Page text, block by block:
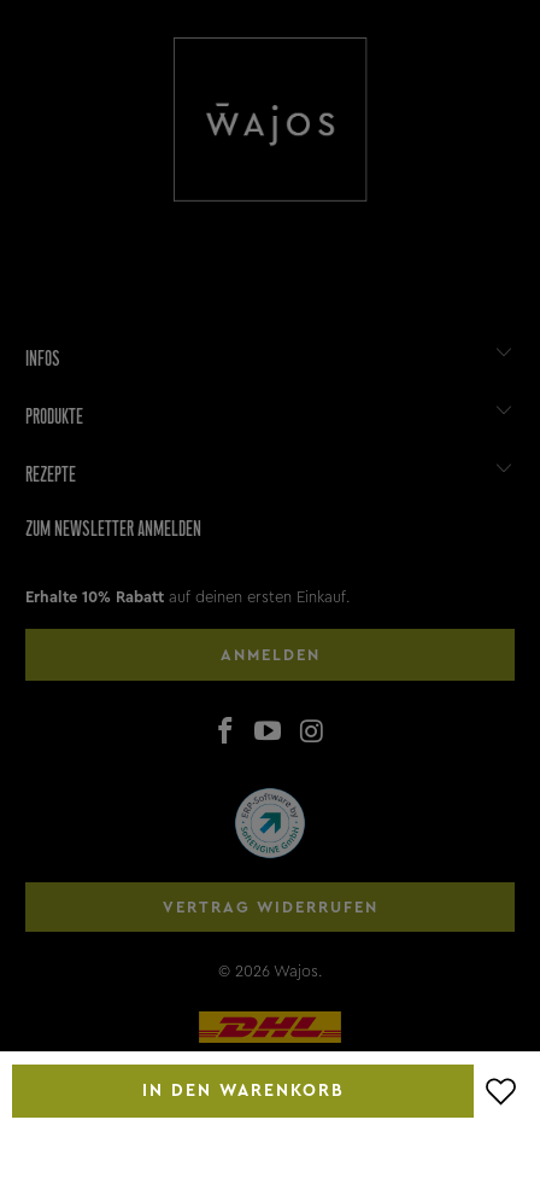
IN DEN WARENKORB
INFOS
PRODUKTE
REZEPTE
ZUM NEWSLETTER ANMELDEN
Erhalte 10% Rabatt auf deinen ersten Einkauf.
ANMELDEN
VERTRAG WIDERRUFEN
© 2026 Wajos